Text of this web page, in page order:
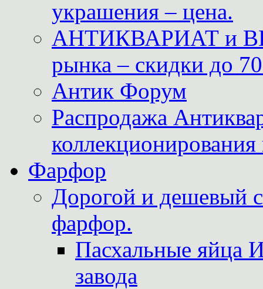
украшения – цена.
АНТИКВАРИАТ и
рынка – скидки до
Антик Форум
Распродажа
Фарфор
Дорогой и дешевый
фарфор.
Пасхальные яйца
завода